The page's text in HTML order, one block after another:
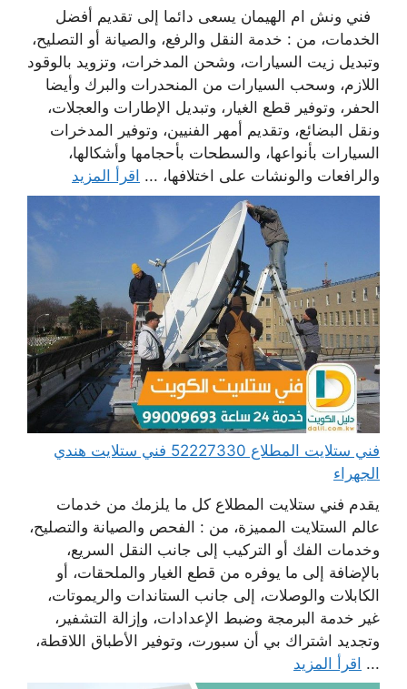
فني ونش ام الهيمان يسعى دائما إلى تقديم أفضل
الخدمات، من : خدمة النقل والرفع، والصيانة أو التصليح،
وتبديل زيت السيارات، وشحن المدخرات، وتزويد بالوقود
اللازم، وسحب السيارات من المنحدرات والبرك وأيضا
الحفر، وتوفير قطع الغيار، وتبديل الإطارات والعجلات،
ونقل البضائع، وتقديم أمهر الفنيين، وتوفير المدخرات
السيارات بأنواعها، والسطحات بأحجامها وأشكالها،
والرافعات والونشات على اختلافها، ... اقرأ المزيد
فني ستلايت المطلاع 52227330 فني ستلايت هندي
الجهراء
يقدم فني ستلايت المطلاع كل ما يلزمك من خدمات
عالم الستلايت المميزة، من : الفحص والصيانة والتصليح،
وخدمات الفك أو التركيب إلى جانب النقل السريع،
بالإضافة إلى ما يوفره من قطع الغيار والملحقات، أو
الكابلات والوصلات، إلى جانب الستاندات والريموتات،
غير خدمة البرمجة وضبط الإعدادات، وإزالة التشفير،
وتجديد اشتراك بي أن سبورت، وتوفير الأطباق اللاقطة،
... اقرأ المزيد